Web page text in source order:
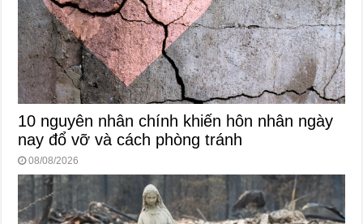
10 nguyên nhân chính khiến hôn nhân ngày
nay đổ vỡ và cách phòng tránh
08/08/2026